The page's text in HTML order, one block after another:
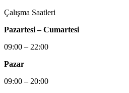
Çalışma Saatleri
Pazartesi – Cumartesi
09:00 – 22:00
Pazar
09:00 – 20:00